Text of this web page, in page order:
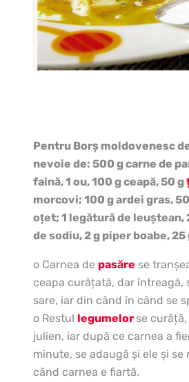
Pentru Borş moldovenesc
nevoie de: 500 g carne de
faină, 1 ou, 100 g ceapă, 50 g
morcovi; 100 g ardei gras,
oţet; 1 legătură de leuştean,
de sodiu, 2 g piper boabe, 25
o Carnea de pasăre se
ceapa curăţată, dar întreagă,
sare, iar din când în când se
o Restul legumelor se
julien, iar după ce carnea a
minute, se adaugă şi ele şi se
când carnea e fiartă.